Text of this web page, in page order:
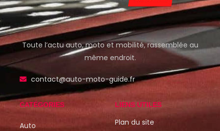
Toute l’actu auto, moto et mobilité, rassemblée au
même endroit.
contact@auto-moto-guide.fr
CATÉGORIES
Auto
LIENS UTILES
Plan du site